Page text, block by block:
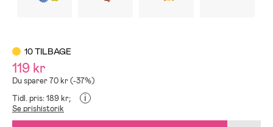
10 TILBAGE
119 kr
Du sparer 70 kr (-37%)
Tidl. pris: 189 kr;
i
Se prishistorik